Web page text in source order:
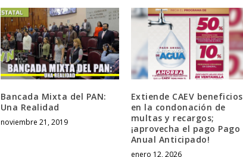
Bancada Mixta del PAN:
Una Realidad
noviembre 21, 2019
Extiende CAEV beneficios
en la condonación de
multas y recargos;
¡aprovecha el pago Pago
Anual Anticipado!
enero 12, 2026